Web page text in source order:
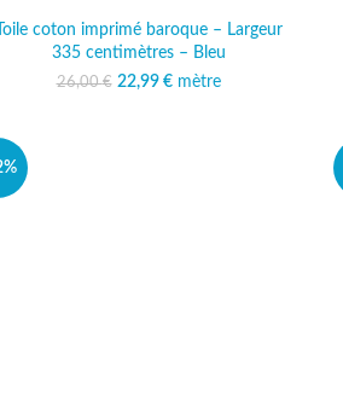
Toile coton imprimé baroque – Largeur
335 centimètres – Bleu
26,00€
Le prix initial était :
22,99 € Le prix actuel est :
mètre